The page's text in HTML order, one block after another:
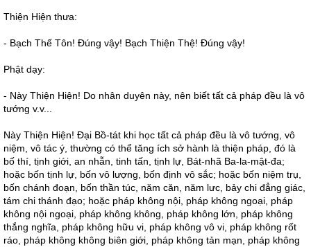
Thiện Hiện thưa:
- Bạch Thế Tôn! Đúng vậy! Bạch Thiện Thệ! Đúng vậy!
Phật dạy:
- Này Thiện Hiện! Do nhân duyên này, nên biết tất cả pháp đều là vô
tướng v.v...
Này Thiện Hiện! Đại Bồ-tát khi học tất cả pháp đều là vô tướng, vô
niệm, vô tác ý, thường có thể tăng ích sở hành là thiện pháp, đó là
bố thí, tịnh giới, an nhẫn, tinh tấn, tịnh lự, Bát-nhã Ba-la-mật-đa;
hoặc bốn tịnh lự, bốn vô lượng, bốn định vô sắc; hoặc bốn niệm trụ,
bốn chánh đoạn, bốn thần túc, năm căn, năm lưc, bảy chi đẳng giác,
tám chi thánh đạo; hoặc pháp không nội, pháp không ngoại, pháp
không nội ngoại, pháp không không, pháp không lớn, pháp không
thắng nghĩa, pháp không hữu vi, pháp không vô vi, pháp không rốt
ráo, pháp không không biên giới, pháp không tản mạn, pháp không